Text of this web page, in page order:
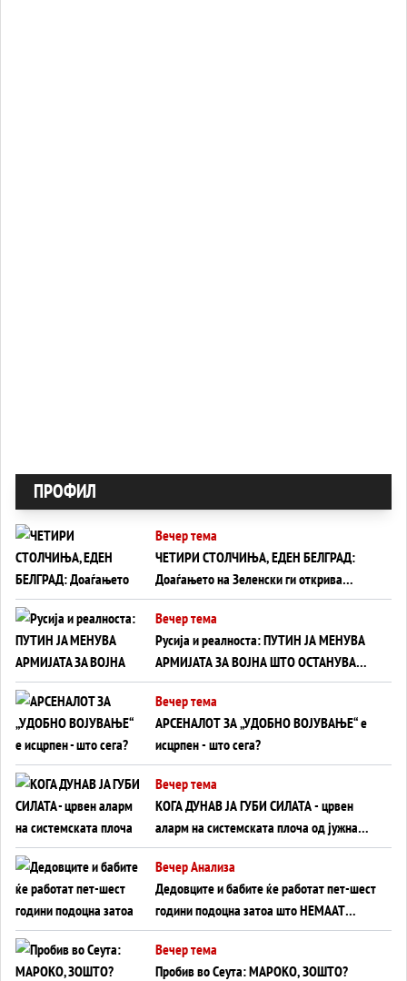
ПРОФИЛ
Вечер тема
ЧЕТИРИ СТОЛЧИЊА, ЕДЕН БЕЛГРАД:
Доаѓањето на Зеленски ги открива
тајните на политиката на балансирање
на Вучиќ
Вечер тема
Русија и реалноста: ПУТИН ЈА МЕНУВА
АРМИЈАТА ЗА ВОЈНА ШТО ОСТАНУВА
БЕЗ ФРОНТ
Вечер тема
АРСЕНАЛОТ ЗА „УДОБНО ВОЈУВАЊЕ“ е
исцрпен - што сега?
Вечер тема
КОГА ДУНАВ ЈА ГУБИ СИЛАТА - црвен
аларм на системската плоча од јужна
Германија до Црното Море...
Вечер Анализа
Дедовците и бабите ќе работат пет-шест
години подоцна затоа што НЕМААТ
ВНУЦИ ДА ГИ ЗАМЕНАТ
Вечер тема
Пробив во Сеута: МАРОКО, ЗОШТО?